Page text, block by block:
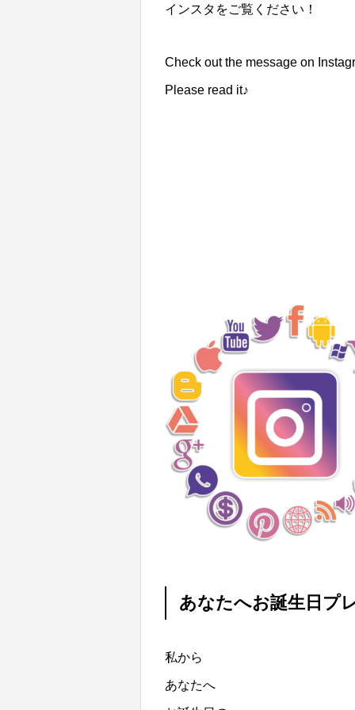
インスタをご覧ください！
Check out the message on
Please read it♪
あなたへお誕生日プ
私から
あなたへ